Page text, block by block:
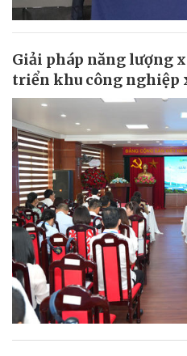
Giải pháp năng lượng
triển khu công nghiệp